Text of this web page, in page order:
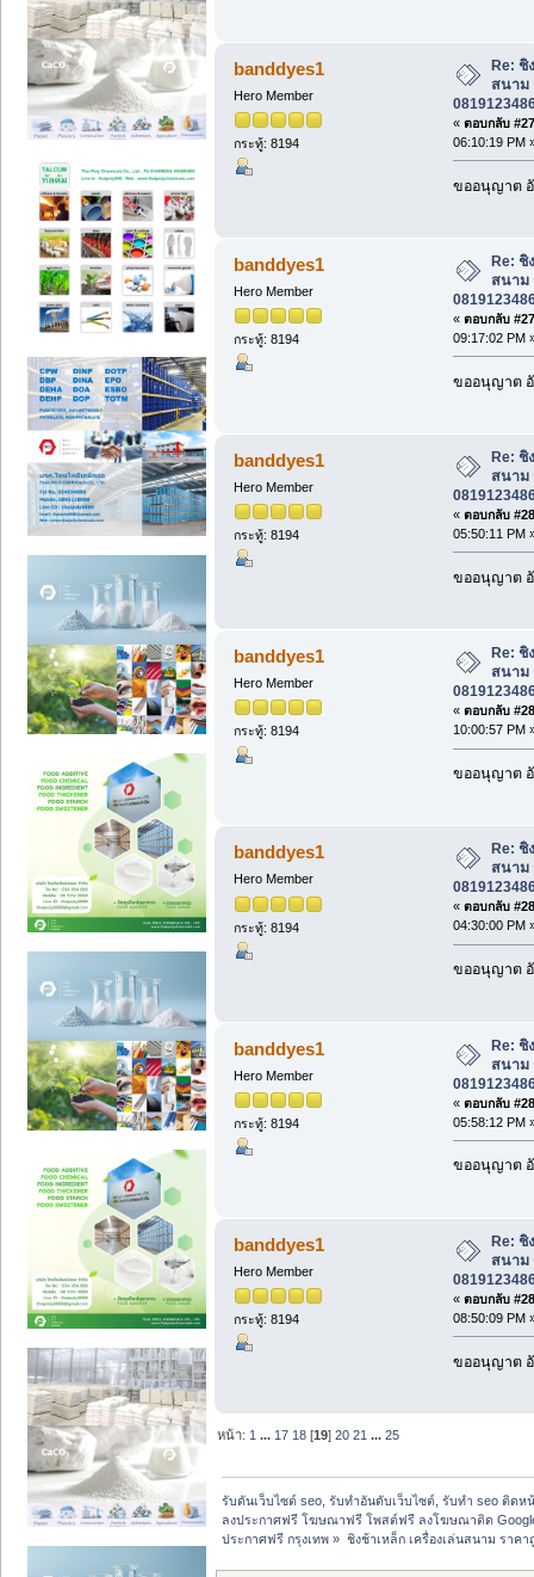
banddyes1
Hero Member
กระทู้: 8194
Re: ชิ
สนาม
« ตอบกลับ
06:10:19 PM
ขออนุญาต
banddyes1
Hero Member
กระทู้: 8194
Re: ชิ
สนาม
« ตอบกลับ
09:17:02 PM
ขออนุญาต
banddyes1
Hero Member
กระทู้: 8194
Re: ชิ
สนาม
« ตอบกลับ
05:50:11 PM
ขออนุญาต
banddyes1
Hero Member
กระทู้: 8194
Re: ชิ
สนาม
« ตอบกลับ
10:00:57 PM
ขออนุญาต
banddyes1
Hero Member
กระทู้: 8194
Re: ชิ
สนาม
« ตอบกลับ
04:30:00 PM
ขออนุญาต
banddyes1
Hero Member
กระทู้: 8194
Re: ชิ
สนาม
« ตอบกลับ
05:58:12 PM
ขออนุญาต
banddyes1
Hero Member
กระทู้: 8194
Re: ชิ
สนาม
« ตอบกลับ
08:50:09 PM
ขออนุญาต
หน้า: 1 ... 17 18 [19]20 21 ...25
รับดันเว็บไซต์ seo, รับทำอันดับเว็บไซต์, รับทำ seo ติดห
ลงประกาศฟรี โฆษณาฟรี โพสต์ฟรี ลงโฆษณาติด
ประกาศฟรี กรุงเทพ » ชิงช้าเหล็ก เครื่องเล่นสนาม ราค